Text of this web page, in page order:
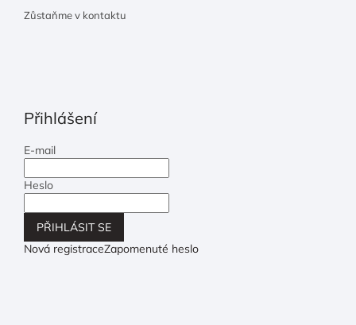
Zůstaňme v kontaktu
Přihlášení
E-mail
Heslo
PŘIHLÁSIT SE
Nová registraceZapomenuté heslo